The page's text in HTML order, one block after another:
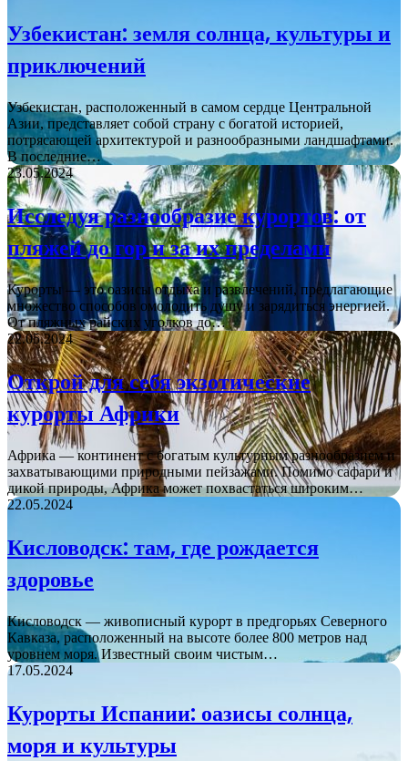
Узбекистан: земля солнца, культуры и
приключений
Узбекистан, расположенный в самом сердце Центральной
Азии, представляет собой страну с богатой историей,
потрясающей архитектурой и разнообразными ландшафтами.
В последние…
23.05.2024
Исследуя разнообразие курортов: от
пляжей до гор и за их пределами
Курорты — это оазисы отдыха и развлечений, предлагающие
множество способов омолодить душу и зарядиться энергией.
От пляжных райских уголков до…
22.05.2024
Открой для себя экзотические
курорты Африки
Африка — континент с богатым культурным разнообразием и
захватывающими природными пейзажами. Помимо сафари и
дикой природы, Африка может похвастаться широким…
22.05.2024
Кисловодск: там, где рождается
здоровье
Кисловодск — живописный курорт в предгорьях Северного
Кавказа, расположенный на высоте более 800 метров над
уровнем моря. Известный своим чистым…
17.05.2024
Курорты Испании: оазисы солнца,
моря и культуры